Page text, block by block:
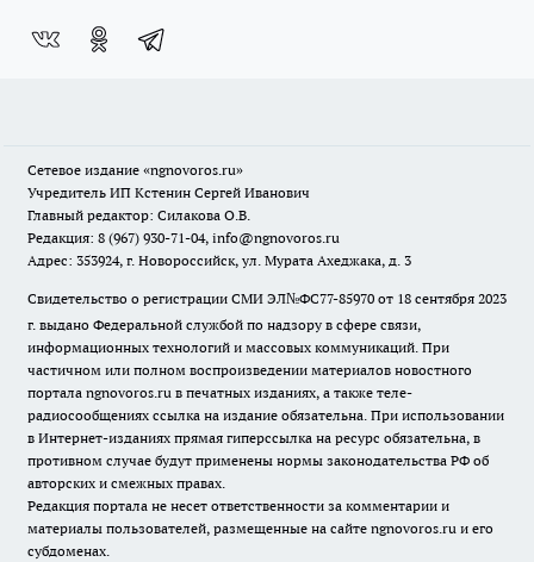
Сетевое издание «ngnovoros.ru»
Учредитель ИП Кстенин Сергей Иванович
Главный редактор: Силакова О.В.
Редакция: 8 (967) 930-71-04, info@ngnovoros.ru
Адрес: 353924, г. Новороссийск, ул. Мурата Ахеджака, д. 3
Свидетельство о регистрации СМИ ЭЛ№ФС77-85970 от 18 сентября 2023
г. выдано Федеральной службой по надзору в сфере связи,
информационных технологий и массовых коммуникаций. При
частичном или полном воспроизведении материалов новостного
портала ngnovoros.ru в печатных изданиях, а также теле-
радиосообщениях ссылка на издание обязательна. При использовании
в Интернет-изданиях прямая гиперссылка на ресурс обязательна, в
противном случае будут применены нормы законодательства РФ об
авторских и смежных правах.
Редакция портала не несет ответственности за комментарии и
материалы пользователей, размещенные на сайте ngnovoros.ru и его
субдоменах.